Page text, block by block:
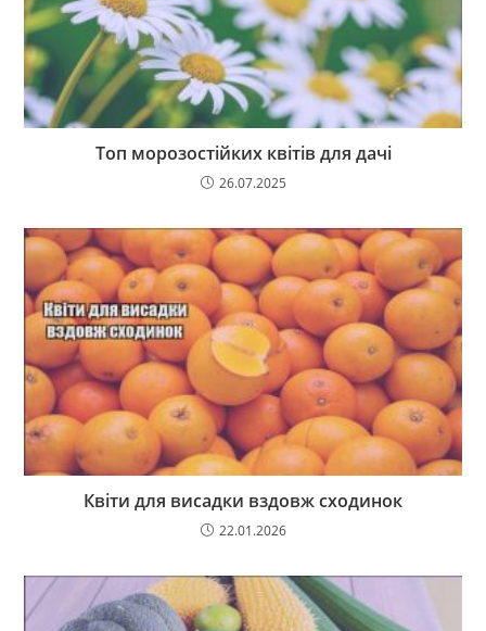
Топ морозостійких квітів для дачі
26.07.2025
Квіти для висадки вздовж сходинок
22.01.2026